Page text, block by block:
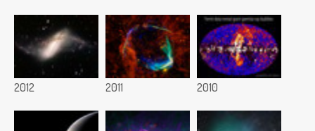
2012 2011 2010